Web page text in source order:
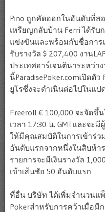
Pino ถูกคัดออกในอันดับที่ส
เหรียญกลับบ้าน Ferri ได้รั
แข่งขันและพร้อมกับชื่อการ
รับรางวัล $ 207,400 งาน
ประเทศอาร์เจนตินาระหว่า
นี้ParadisePoker.comเปิดตั
ยูโรซึ่งจะดำเนินต่อไปในแ
Freeroll € 100,000 จะจัด
เวลา 17:30 น. GMTและจะ
ให้มีคุณสมบัติในการเข้าร่ว
อันดับแรกจากหนึ่งในสิบห้า
รายการจะมีเงินรางวัล
เข้าเส้นชัย 50 อันดับแรก
ที่อื่น บริษัท ได้เพิ่มจำนวนแพ็
Pokerสำหรับการคว้าเมื่อมี